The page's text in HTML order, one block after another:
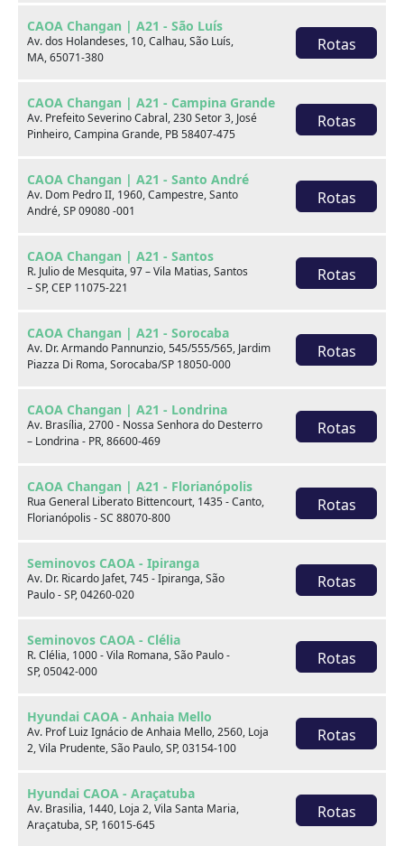
CAOA Changan | A21 - São Luís
Av. dos Holandeses, 10, Calhau, São Luís,
MA, 65071-380
Rotas
CAOA Changan | A21 - Campina Grande
Av. Prefeito Severino Cabral, 230 Setor 3, José
Pinheiro, Campina Grande, PB 58407-475
Rotas
CAOA Changan | A21 - Santo André
Av. Dom Pedro II, 1960, Campestre, Santo
André, SP 09080 -001
Rotas
CAOA Changan | A21 - Santos
R. Julio de Mesquita, 97 – Vila Matias, Santos
– SP, CEP 11075-221
Rotas
CAOA Changan | A21 - Sorocaba
Av. Dr. Armando Pannunzio, 545/555/565, Jardim
Piazza Di Roma, Sorocaba/SP 18050-000
Rotas
CAOA Changan | A21 - Londrina
Av. Brasília, 2700 - Nossa Senhora do Desterro
– Londrina - PR, 86600-469
Rotas
CAOA Changan | A21 - Florianópolis
Rua General Liberato Bittencourt, 1435 - Canto,
Florianópolis - SC 88070-800
Rotas
Seminovos CAOA - Ipiranga
Av. Dr. Ricardo Jafet, 745 - Ipiranga, São
Paulo - SP, 04260-020
Rotas
Seminovos CAOA - Clélia
R. Clélia, 1000 - Vila Romana, São Paulo -
SP, 05042-000
Rotas
Hyundai CAOA - Anhaia Mello
Av. Prof Luiz Ignácio de Anhaia Mello, 2560, Loja
2, Vila Prudente, São Paulo, SP, 03154-100
Rotas
Hyundai CAOA - Araçatuba
Av. Brasilia, 1440, Loja 2, Vila Santa Maria,
Araçatuba, SP, 16015-645
Rotas
Consulte por marca
Destaques
Sobre nós